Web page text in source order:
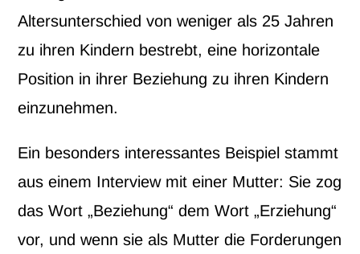
Altersunterschied von weniger als 25 Jahren
zu ihren Kindern bestrebt, eine horizontale
Position in ihrer Beziehung zu ihren Kindern
einzunehmen.
Ein besonders interessantes Beispiel stammt
aus einem Interview mit einer Mutter: Sie zog
das Wort „Beziehung“ dem Wort „Erziehung“
vor, und wenn sie als Mutter die Forderungen